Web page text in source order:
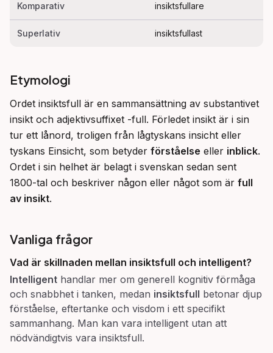
Komparativ insiktsfullare
Superlativ insiktsfullast
Etymologi
Ordet insiktsfull är en sammansättning av substantivet
insikt och adjektivsuffixet -full. Förledet insikt är i sin
tur ett lånord, troligen från lågtyskans insicht eller
tyskans Einsicht, som betyder förståelse eller inblick.
Ordet i sin helhet är belagt i svenskan sedan sent
1800-tal och beskriver någon eller något som är full
av insikt.
Vanliga frågor
Vad är skillnaden mellan insiktsfull och intelligent?
Intelligent handlar mer om generell kognitiv förmåga
och snabbhet i tanken, medan insiktsfull betonar djup
förståelse, eftertanke och visdom i ett specifikt
sammanhang. Man kan vara intelligent utan att
nödvändigtvis vara insiktsfull.